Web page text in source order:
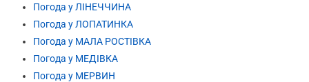
Погода у ЛІНЕЧЧИНА
Погода у ЛОПАТИНКА
Погода у МАЛА РОСТІВКА
Погода у МЕДІВКА
Погода у МЕРВИН